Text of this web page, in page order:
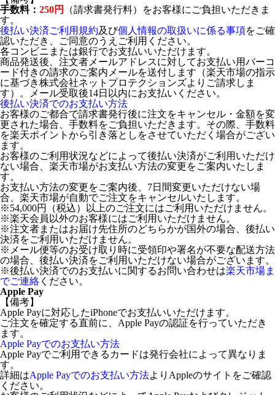
手数料： 250円
（請求書発行料）をお客様にご負担いただきま
す。
後払い決済ご利用規約及び個人情報の取扱いに係る事項をご確
認いただき、ご同意のうえご利用ください。
各コンビニまたは銀行でお支払いいただけます。
商品発送後、注文者メールアドレスに対してお支払い用バーコ
ード付きの請求のご案内メールを送付します（楽天市場の指示
に基づき株式会社ネットプロテクションズよりご請求しま
す）。メール受取後14日以内にお支払いください。
後払い決済でのお支払い方法
お客様のご都合で請求書発行後に注文をキャンセル・金額を変
更された場合、手数料をご負担いただきます。その際、手数料
を楽天ポイントから引き落としをさせていただく場合がござい
ます。
お客様のご利用状況などによって後払い決済がご利用いただけ
ない場合、楽天市場がお支払い方法の変更をご案内いたしま
す。
お支払い方法の変更をご案内後、7日間変更いただけない場
合、楽天市場が自動でご注文をキャンセルいたします。
※54,000円（税込）以上のご注文にはご利用いただけません。
※楽天会員以外のお客様にはご利用いただけません。
※注文者またはお届け先住所のどちらかが国外の場合、後払い
決済をご利用いただけません。
※メール便等のお受け取り時に受領印や署名が不要な配送方法
の場合、後払い決済をご利用いただけない場合がございます。
※後払い決済でのお支払いに関するお問い合わせは楽天市場ま
でご連絡 ください。
Apple Pay
【備考】
Apple Payに対応したiPhoneでお支払いいただけます。
ご注文を確定する直前に、Apple Payの認証を行っていただき
ます。
Apple Payでのお支払い方法
Apple Payでご利用できるカードは発行会社によって異なりま
す。
詳細はApple Payでのお支払い方法よりAppleのサイトをご確認
ください。